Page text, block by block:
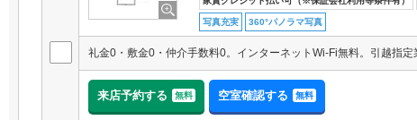
写真充実 360°パノラマ写真
来店予約する 無料 空室確認する 無料